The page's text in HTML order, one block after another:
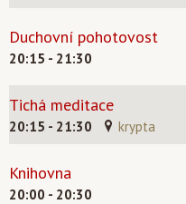
Duchovní pohotovost
20:15 - 21:30
Tichá meditace
20:15 - 21:30 krypta
Knihovna
20:00 - 20:30